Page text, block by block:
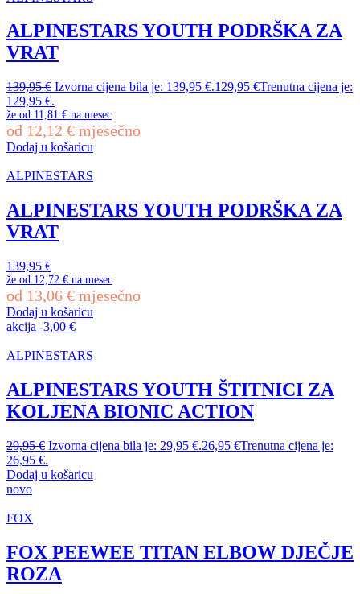
ALPINESTARS YOUTH PODRŠKA ZA
VRAT
139,95€ Izvorna cijena bila je: 139,95 €.129,95 €Trenutna cijena je:
129,95 €.
že od 11,81 € na mesec
od 12,12 € mjesečno
Dodaj u košaricu
ALPINESTARS
ALPINESTARS YOUTH PODRŠKA ZA
VRAT
139,95 €
že od 12,72 € na mesec
od 13,06 € mjesečno
Dodaj u košaricu
akcija -3,00 €
ALPINESTARS
ALPINESTARS YOUTH ŠTITNICI ZA
KOLJENA BIONIC ACTION
29,95€ Izvorna cijena bila je: 29,95 €.26,95 €Trenutna cijena je:
26,95 €.
Dodaj u košaricu
novo
FOX
FOX PEEWEE TITAN ELBOW DJEČJE
ROZA